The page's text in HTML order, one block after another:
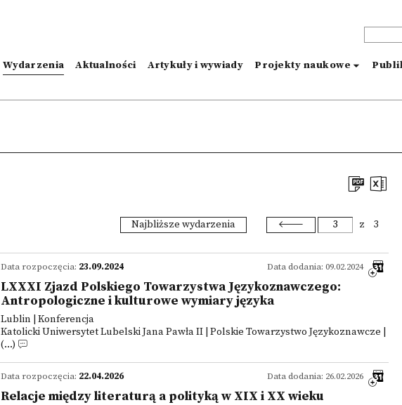
Wydarzenia Aktualności Artykuły i wywiady Projekty naukowe
Najbliższe wydarzenia z 3
Data dodania: 09.02.2024
Data rozpoczęcia: 23.09.2024
LXXXI Zjazd Polskiego Towarzystwa Językoznawczego:
Antropologiczne i kulturowe wymiary języka
Lublin | Konferencja
Katolicki Uniwersytet Lubelski Jana Pawła II | Polskie Towarzystwo Językoznawcze |
(...)
Data dodania: 26.02.2026
Data rozpoczęcia: 22.04.2026
Relacje między literaturą a polityką w XIX i XX wieku